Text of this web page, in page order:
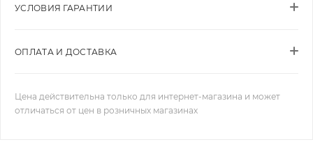
УСЛОВИЯ ГАРАНТИИ
ОПЛАТА И ДОСТАВКА
Цена действительна только для интернет-магазина и может
отличаться от цен в розничных магазинах